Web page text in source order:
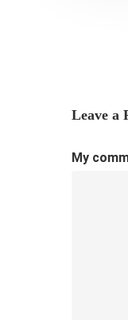
Leave a
My